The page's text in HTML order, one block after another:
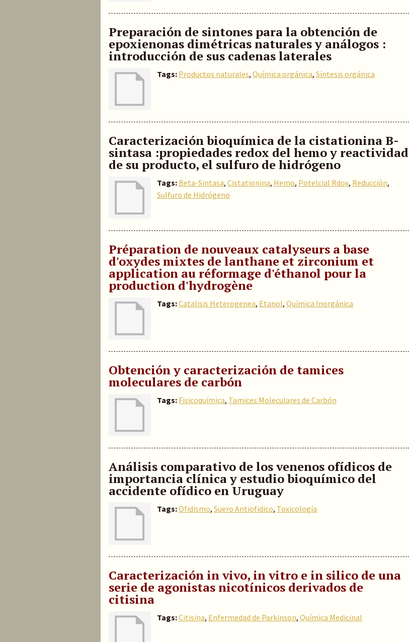
Preparación de sintones para la obtención de
epoxienonas dimétricas naturales y análogos :
introducción de sus cadenas laterales
Tags: Productos naturales, Química orgánica, Síntesis orgánica
Caracterización bioquímica de la cistationina B-
sintasa :propiedades redox del hemo y reactividad
de su producto, el sulfuro de hidrógeno
Tags: Beta-Sintasa, Cistationina, Hemo, Potelcial Rdox, Reducción,
Sulfuro de Hidrógeno
Préparation de nouveaux catalyseurs a base
d'oxydes mixtes de lanthane et zirconium et
application au réformage d'éthanol pour la
production d'hydrogène
Tags:Catalisis Heterogenea, Etanol, Química Inorgánica
Obtención y caracterización de tamices
moleculares de carbón
Tags: Fisicoquímica, Tamices Moleculares de Carbón
Análisis comparativo de los venenos ofídicos de
importancia clínica y estudio bioquímico del
accidente ofídico en Uruguay
Tags:Ofidismo, Suero Antiofidico, Toxicología
Caracterización in vivo, in vitro e in silico de una
serie de agonistas nicotínicos derivados de
citisina
Tags:Citisina, Enfermedad de Parkinson, Química Medicinal